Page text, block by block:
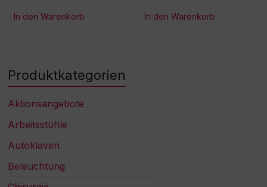
In den Warenkorb In den Warenkorb
Produktkategorien
Aktionsangebote
Arbeitsstühle
Autoklaven
Beleuchtung